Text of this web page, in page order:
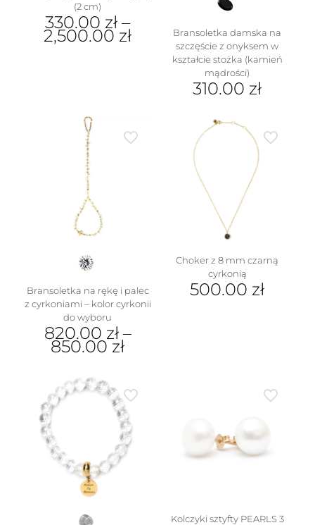
(2 cm)
330.00 zł –
2,500.00 zł
Opcje
można
wybrać
na
stronie
produktu
Bransoletka damska na
szczęście z onyksem w
kształcie stożka (kamień
mądrości)
310.00 zł
produkt
wariantów.
Opcje
można
wybrać
na
stronie
produktu
Bransoletka na rękę i palec
z cyrkoniami – kolor cyrkonii
do wyboru
820.00 zł–
850.00 zł
produkt
ma
wariantów.
można
wybrać
na
stronie
produktu
Choker z 8 mm czarną
cyrkonią
500.00 zł
Kolczyki sztyfty PEARLS 3